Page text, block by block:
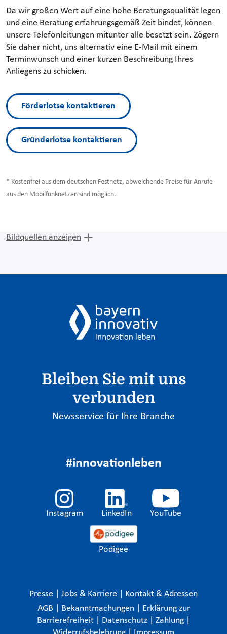
Da wir großen Wert auf eine hohe Beratungsqualität legen
und eine Beratung erfahrungsgemäß Zeit bindet, können
unsere Telefonleitungen mitunter alle besetzt sein. Zögern
Sie daher nicht, uns alternativ eine E-Mail mit einem
Terminwunsch und einer kurzen Beschreibung Ihres
Anliegens zu schicken.
Förderlotse kontaktieren
Gründerlotse kontaktieren
* Kostenfrei aus dem deutschen Festnetz, abweichende Preise für Anrufe
aus den Mobilfunknetzen sind möglich.
Bildquellen anzeigen
Bleiben Sie mit uns
verbunden
Newsservice für Ihre Branche
#innovationleben
Instagram LinkedIn YouTube
Podigee
Presse Jobs & Karriere
Kontakt & Adressen
AGB
Bekanntmachungen
Erklärung zur
Barrierefreiheit
Datenschutz Zahlung